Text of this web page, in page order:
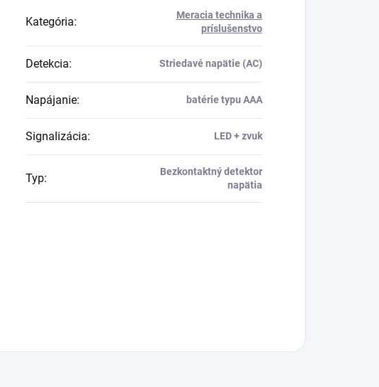
Kategória:
Meracia technika a
príslušenstvo
Detekcia: Striedavé napätie (AC)
Napájanie: batérie typu AAA
Signalizácia: LED + zvuk
Typ:
Bezkontaktný detektor
napätia